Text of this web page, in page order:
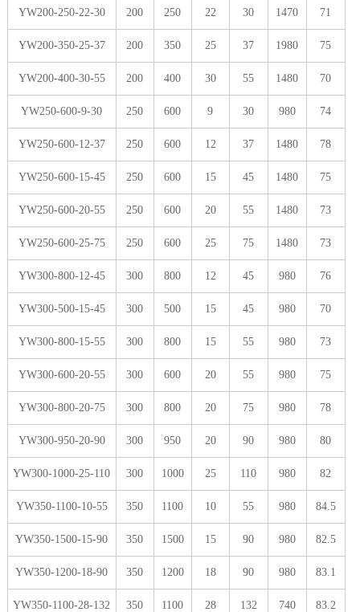
YW200-250-22-30 200 250 22 30 1470 71
YW200-350-25-37 200 350 25 37 1980 75
YW200-400-30-55 200 400 30 55 1480 70
YW250-600-9-30 250 600 9 30 980 74
YW250-600-12-37 250 600 12 37 1480 78
YW250-600-15-45 250 600 15 45 1480 75
YW250-600-20-55 250 600 20 55 1480 73
YW250-600-25-75 250 600 25 75 1480 73
YW300-800-12-45 300 800 12 45 980 76
YW300-500-15-45 300 500 15 45 980 70
YW300-800-15-55 300 800 15 55 980 73
YW300-600-20-55 300 600 20 55 980 75
YW300-800-20-75 300 800 20 75 980 78
YW300-950-20-90 300 950 20 90 980 80
YW300-1000-25-110 300 1000 25 110 980 82
YW350-1100-10-55 350 1100 10 55 980 84.5
YW350-1500-15-90 350 1500 15 90 980 82.5
YW350-1200-18-90 350 1200 18 90 980 83.1
YW350-1100-28-132 350 1100 28 132 740 83.2